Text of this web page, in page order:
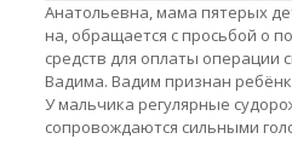
Анатольевна, мама пятерых
на, обращается с просьбой о
средств для оплаты операции
Вадима. Вадим признан
У мальчика регулярные
сопровождаются сильными